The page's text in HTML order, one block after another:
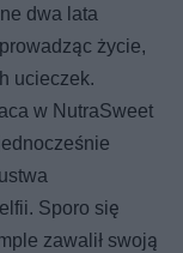
dwa lata
życie,
ucieczek.
w NutraSweet
Sporo się
zawalił swoją